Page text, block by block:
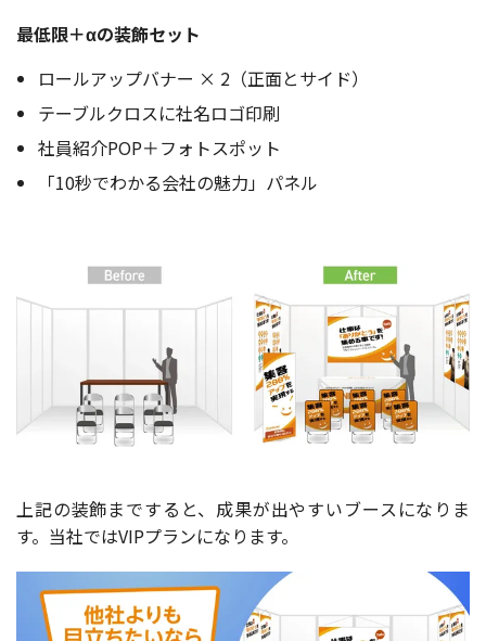
最低限＋αの装飾セット
ロールアップバナー × 2（正面とサイド）
テーブルクロスに社名ロゴ印刷
社員紹介POP＋フォトスポット
「10秒でわかる会社の魅力」パネル
上記の装飾まですると、成果が出やすいブースになりま
す。当社ではVIPプランになります。